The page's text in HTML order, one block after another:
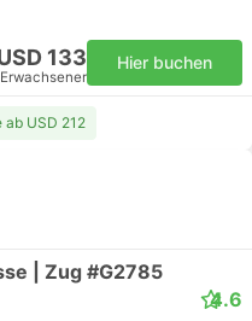
133 Hier buchen
ab USD 212
| Zug #G2785
4.6